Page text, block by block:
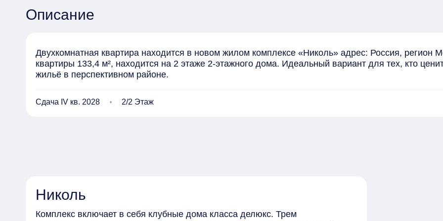
Описание
Двухкомнатная квартира находится в новом жилом комплексе «Николь» адрес: Россия,
квартиры 133,4 м², находится на 2 этаже 2-этажного дома. Идеальный вариант для тех, кто
жильё в перспективном районе.
Сдача IV кв. 2028 2/2 Этаж
Николь
Комплекс включает в себя клубные дома класса делюкс. Трем